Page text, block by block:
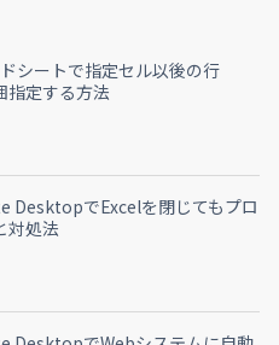
シートで指定セル以後の行
指定する方法
DesktopでExcelを閉じてもプロ
対処法